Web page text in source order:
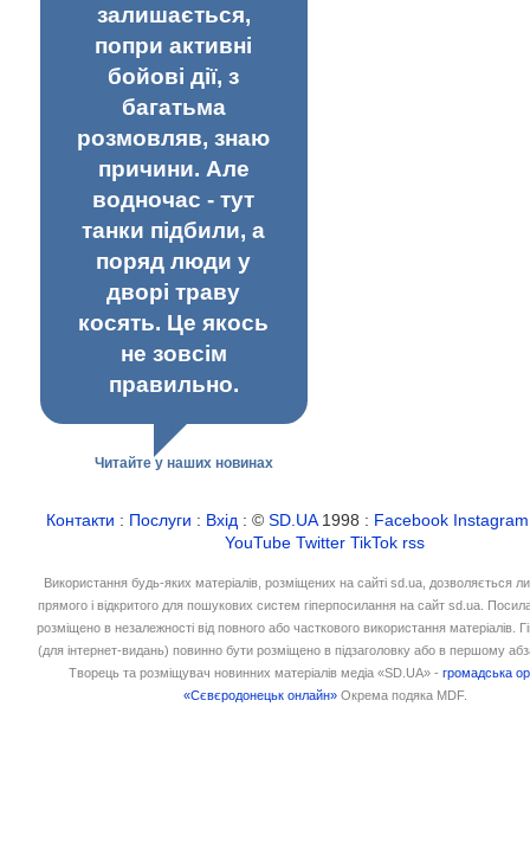
залишається,
попри активні
бойові дії, з
багатьма
розмовляв, знаю
причини. Але
водночас - тут
танки підбили, а
поряд люди у
дворі траву
косять. Це якось
не зовсім
правильно.
Читайте у наших новинах
Контакти : Послуги : Вхід : ©SD.UA1998 : Facebook Instagram
YouTube Twitter TikTok rss
Використання будь-яких матеріалів, розміщених на сайті sd.ua, дозволяється
прямого і відкритого для пошукових систем гіперпосилання на сайт sd.ua.
розміщено в незалежності від повного або часткового використання матеріалів.
(для інтернет-видань) повинно бути розміщено в підзаголовку або в першому
Творець та розміщувач новинних матеріалів медіа «SD.UA» -громадська
«Сєвєродонецьк онлайн» Окрема подяка MDF.